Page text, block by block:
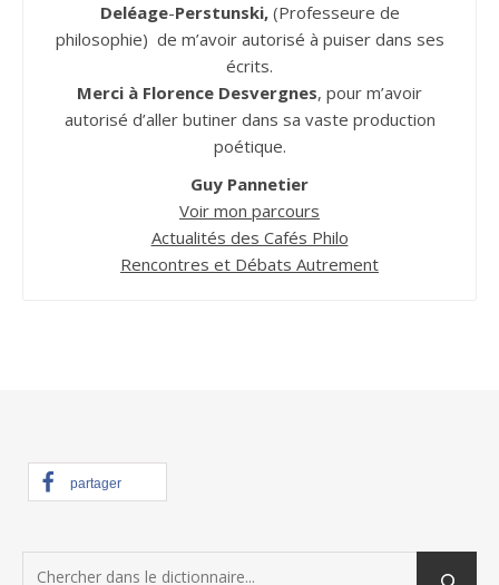
Deléage-Perstunski,(Professeure de
philosophie) de m’avoir autorisé à puiser dans ses
écrits.
Merci à Florence Desvergnes, pour m’avoir
autorisé d’aller butiner dans sa vaste production
poétique.
Guy Pannetier
Voir mon parcours
Actualités des Cafés Philo
Rencontres et Débats Autrement
partager